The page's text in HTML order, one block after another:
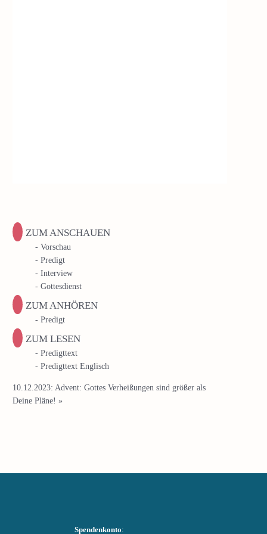
ZUM ANSCHAUEN
- Vorschau
- Predigt
- Interview
- Gottesdienst
ZUM ANHÖREN
- Predigt
ZUM LESEN
- Predigttext
- Predigttext Englisch
10.12.2023: Advent: Gottes Verheißungen sind größer als
Deine Pläne! »
Spendenkonto: